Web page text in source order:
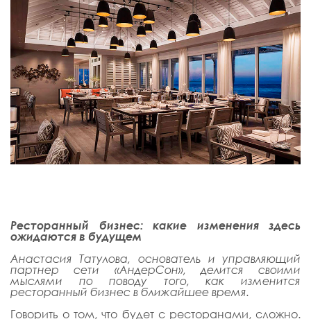
Ресторанный бизнес: какие изменения здесь
ожидаются в будущем
Анастасия Татулова, основатель и управляющий
партнер сети «АндерСон», делится своими
мыслями по поводу того, как изменится
ресторанный бизнес в ближайшее время.
Говорить о том, что будет с ресторанами, сложно.